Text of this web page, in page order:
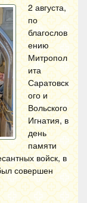
2 августа,
по
благослов
ению
Митропол
ита
Саратовск
ого и
Вольского
Игнатия, в
день
памяти
войск, в
совершен